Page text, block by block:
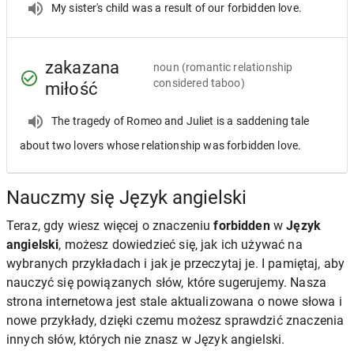
My sister's child was a result of our forbidden love.
zakazana
miłość
noun (romantic relationship
considered taboo)
The tragedy of Romeo and Juliet is a saddening tale
about two lovers whose relationship was forbidden love.
Nauczmy się Język angielski
Teraz, gdy wiesz więcej o znaczeniuforbiddenwJęzyk
angielski, możesz dowiedzieć się, jak ich używać na
wybranych przykładach i jak je przeczytaj je. I pamiętaj, aby
nauczyć się powiązanych słów, które sugerujemy. Nasza
strona internetowa jest stale aktualizowana o nowe słowa i
nowe przykłady, dzięki czemu możesz sprawdzić znaczenia
innych słów, których nie znasz w Język angielski.